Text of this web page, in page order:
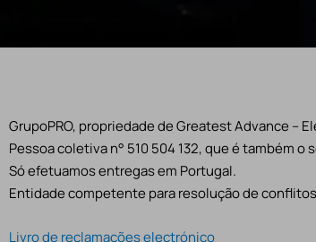
GrupoPRO, propriedade de Greatest Advance –
Pessoa coletiva n° 510 504 132, que é também
Só efetuamos entregas em Portugal.
Entidade competente para resolução de
Livro de reclamações electrónico